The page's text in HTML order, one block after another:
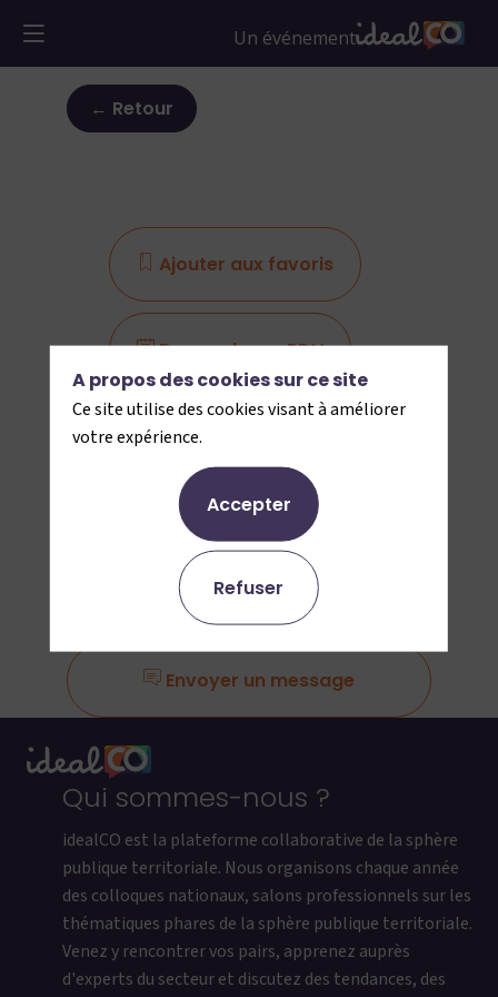
← Retour
Ajouter aux favoris
Demander un RDV
Envoyer un message
Ajouter aux favoris
Demander un RDV
Envoyer un message
Qui sommes-nous ?
idealCO est la plateforme collaborative de la sphère
publique territoriale. Nous organisons chaque année
des colloques nationaux, salons professionnels sur les
thématiques phares de la sphère publique territoriale.
Venez y rencontrer vos pairs, apprenez auprès
d'experts du secteur et discutez des tendances, des
A propos des cookies sur ce site
Ce site utilise des cookies visant à améliorer
votre expérience.
Accepter
Refuser